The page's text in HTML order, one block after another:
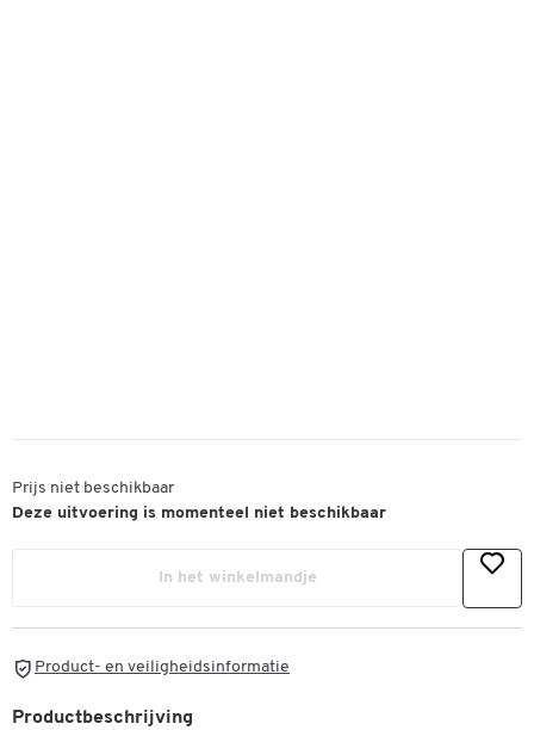
Prijs niet beschikbaar
Deze uitvoering is momenteel niet beschikbaar
In het winkelmandje
Product- en veiligheidsinformatie
Productbeschrijving